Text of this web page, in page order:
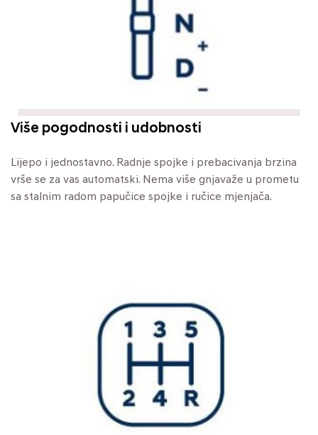
Više pogodnosti i udobnosti
Lijepo i jednostavno. Radnje spojke i prebacivanja brzina
vrše se za vas automatski. Nema više gnjavaže u prometu
sa stalnim radom papučice spojke i ručice mjenjača.